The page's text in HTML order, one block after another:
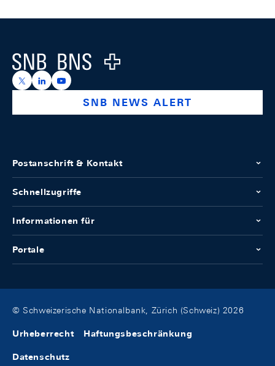
Logo
https://x.com/snb_bns
https://ch.linkedin.com/company/swiss-national-
https://www.youtube.com/@swissnationalbank
SNB NEWS ALERT
Postanschrift & Kontakt
Schnellzugriffe
Informationen für
Portale
© Schweizerische Nationalbank, Zürich (Schweiz) 2026
Urheberrecht Haftungsbeschränkung
Datenschutz